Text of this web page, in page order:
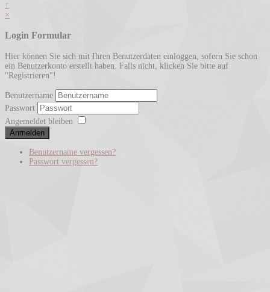
↑
×
Login Formular
Hier können Sie sich mit Ihren Benutzerdaten einloggen, sofern Sie schon
ein Benutzerkonto erstellt haben. Falls nicht, klicken Sie bitte auf
"Registrieren"!
Benutzername
Passwort
Angemeldet bleiben
Anmelden
Benutzername vergessen?
Passwort vergessen?